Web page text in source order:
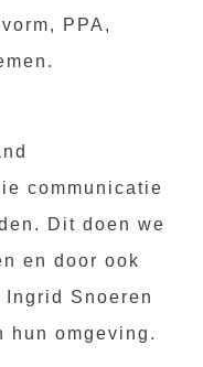
PPA,
communicatie
Dit doen we
en door ook
Snoeren
hun omgeving.